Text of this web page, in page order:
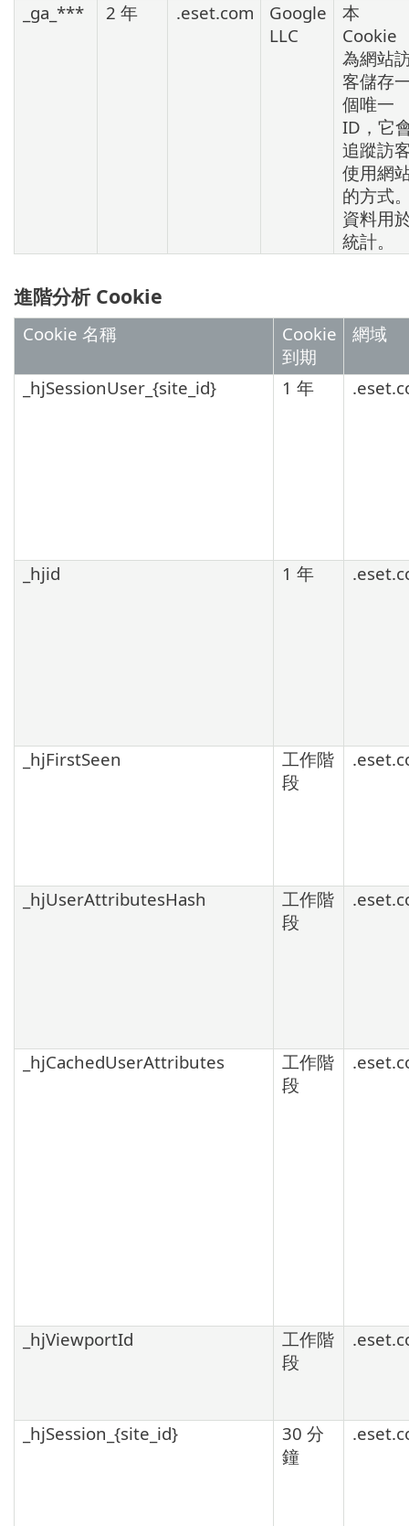
_ga_***
2 年 .eset.com
Google
LLC
本
Cookie
為網站
客儲存
個唯一
ID，它
追蹤訪
使用網
的方式
資料用
統計。
進階分析 Cookie
Cookie 名稱
Cookie
到期
網域
_hjSessionUser_{site_id} 1 年
_hjid 1 年
_hjFirstSeen
工作階
段
_hjUserAttributesHash
工作階
段
_hjCachedUserAttributes
工作階
段
_hjViewportId
工作階
段
_hjSession_{site_id}
30 分
鐘